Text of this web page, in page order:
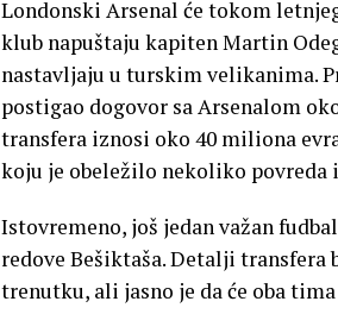
Londonski Arsenal će tokom
klub napuštaju kapiten Martin
nastavljaju u turskim velikanima.
postigao dogovor sa Arsenalom
transfera iznosi oko 40 miliona
koju je obeležilo nekoliko povreda
Istovremeno, još jedan važan
redove Bešiktaša. Detalji
trenutku, ali jasno je da će oba